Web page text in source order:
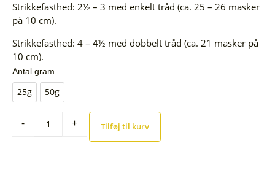
Strikkefasthed: 2½ – 3 med enkelt tråd (ca. 25 – 26 masker
på 10 cm).
Strikkefasthed: 4 – 4½ med dobbelt tråd (ca. 21 masker på
10 cm).
Antal gram
25g 50g
- + Tilføj til kurv